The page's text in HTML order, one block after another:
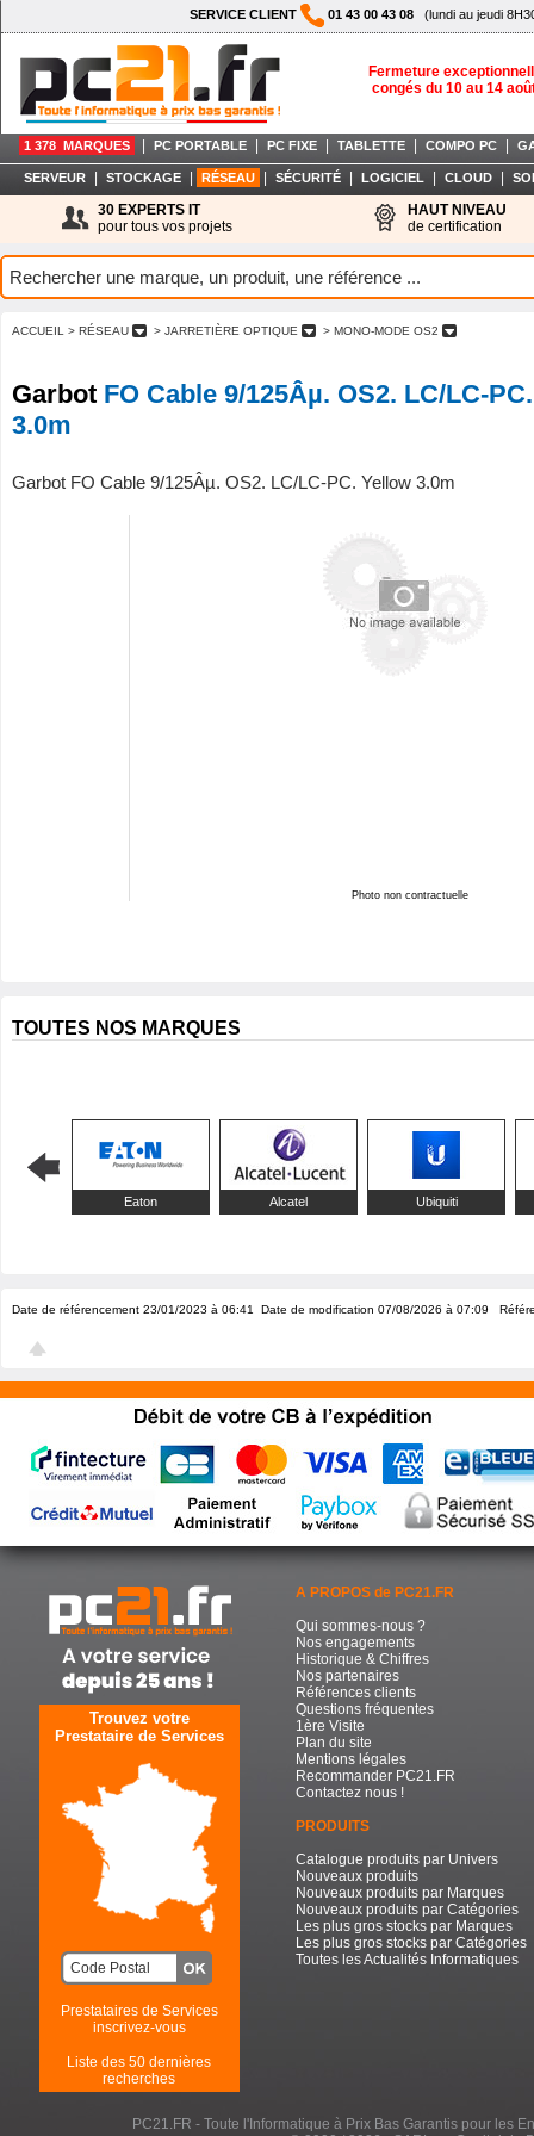
SERVICE CLIENT 01 43 00 43 08 (lundi au jeudi
Fermeture
congés du 10 au 14
1 378 MARQUES PC PORTABLE PC FIXE TABLETTE COMPO PC
SERVEUR STOCKAGE RÉSEAU SÉCURITÉ LOGICIEL CLOUD
30 EXPERTS IT
pour tous vos projets
HAUT NIVEAU
de certification
ACCUEIL > RÉSEAU > JARRETIÈRE OPTIQUE > MONO-MODE OS2
Garbot FO Cable 9/125Âµ. OS2. LC/LC-
3.0m
Garbot FO Cable 9/125Âµ. OS2. LC/LC-PC. Yellow 3.0m
Photo non contractuelle
TOUTES NOS MARQUES
Eaton Alcatel Ubiquiti
Date de référencement 23/01/2023 à 06:41 Date de modification 07/08/2026 à 07:09
Trouvez votre
Prestataire de Services
Prestataires de Services
inscrivez-vous
Liste des 50 dernières
recherches
A PROPOS de PC21.FR
Qui sommes-nous ?
Nos engagements
Historique & Chiffres
Nos partenaires
Références clients
Questions fréquentes
1ère Visite
Plan du site
Mentions légales
Recommander PC21.FR
Contactez nous !
PRODUITS
Catalogue produits par Univers
Nouveaux produits
Nouveaux produits par Marques
Nouveaux produits par Catégories
Les plus gros stocks par Marques
Les plus gros stocks par Catégories
Toutes les Actualités Informatiques
PC21.FR - Toute l'Informatique à Prix Bas Garantis pour les